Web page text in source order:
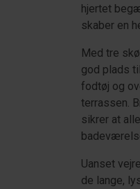
hjertet
skaber en
Med tre
god plads
fodtøj og
terrassen.
sikrer at
Uanset
de lange,